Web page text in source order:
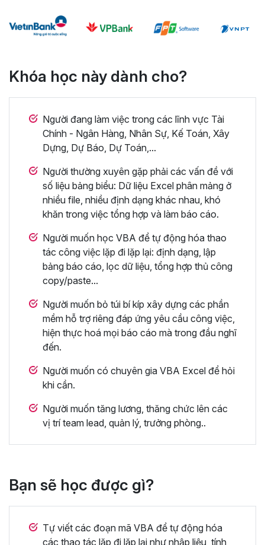
Khóa học này dành cho?
Người đang làm việc trong các lĩnh vực Tài
Chính - Ngân Hàng, Nhân Sự, Kế Toán, Xây
Dựng, Dự Báo, Dự Toán,...
Người thường xuyên gặp phải các vấn đề với
số liệu bảng biểu: Dữ liệu Excel phân mảng ở
nhiều file, nhiều định dạng khác nhau, khó
khăn trong việc tổng hợp và làm báo cáo.
Người muốn học VBA để tự động hóa thao
tác công việc lặp đi lặp lại: định dạng, lập
bảng báo cáo, lọc dữ liệu, tổng hợp thủ công
copy/paste...
Người muốn bỏ túi bí kíp xây dựng các phần
mềm hỗ trợ riêng đáp ứng yêu cầu công việc,
hiện thực hoá mọi báo cáo mà trong đầu nghĩ
đến.
Người muốn có chuyên gia VBA Excel để hỏi
khi cần.
Người muốn tăng lương, thăng chức lên các
vị trí team lead, quản lý, trưởng phòng..
Bạn sẽ học được gì?
Tự viết các đoạn mã VBA để tự động hóa
các thao tác lặp đi lặp lại như nhập liệu, tính